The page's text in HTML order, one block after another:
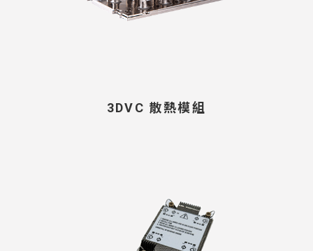
3DVC 散熱模組